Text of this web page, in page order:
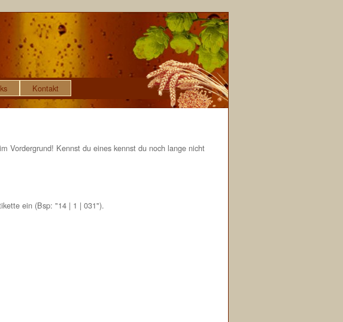
Kontakt
Vordergrund! Kennst du eines kennst du noch lange nicht
ein (Bsp: "14 | 1 | 031").